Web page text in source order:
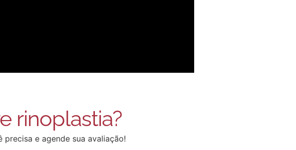
rinoplastia?
e agende sua avaliação!